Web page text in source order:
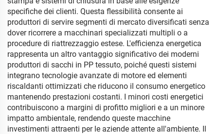
specifiche dei clienti. Questa flessibilità consente ai
produttori di servire segmenti di mercato diversificati senza
dover ricorrere a macchinari specializzati multipli o a
procedure di riattrezzaggio estese. L'efficienza energetica
rappresenta un altro vantaggio significativo dei moderni
produttori di sacchi in PP tessuto, poiché questi sistemi
integrano tecnologie avanzate di motore ed elementi
riscaldanti ottimizzati che riducono il consumo energetico
mantenendo prestazioni costanti. I minori costi energetici
contribuiscono a margini di profitto migliori e a un minore
impatto ambientale, rendendo queste macchine
investimenti attraenti per le aziende attente all'ambiente. Il